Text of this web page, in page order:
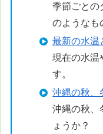
季節ごとの
のようなも
最新の水温
現在の水温
す。
沖縄の秋、
沖縄の秋、
ょうか？